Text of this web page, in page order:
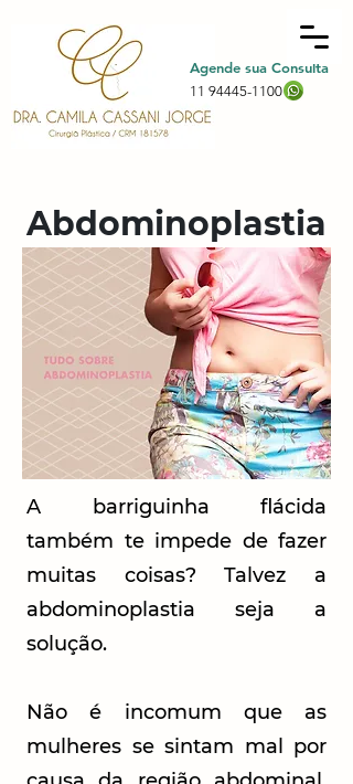
Agende sua Consulta
11 94445-1100
Abdominoplastia
A barriguinha flácida
também te impede de fazer
muitas coisas? Talvez a
abdominoplastia seja a
solução.
Não é incomum que as
mulheres se sintam mal por